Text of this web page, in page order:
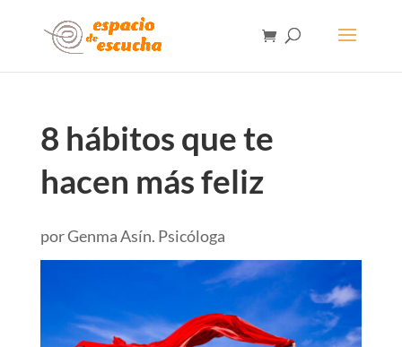
8 hábitos que te
hacen más feliz
porGenma Asín. Psicóloga